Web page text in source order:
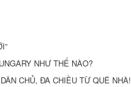
NHƯ THẾ NÀO?
CHỦ, ĐA CHIỀU TỪ QUÊ NHÀ!